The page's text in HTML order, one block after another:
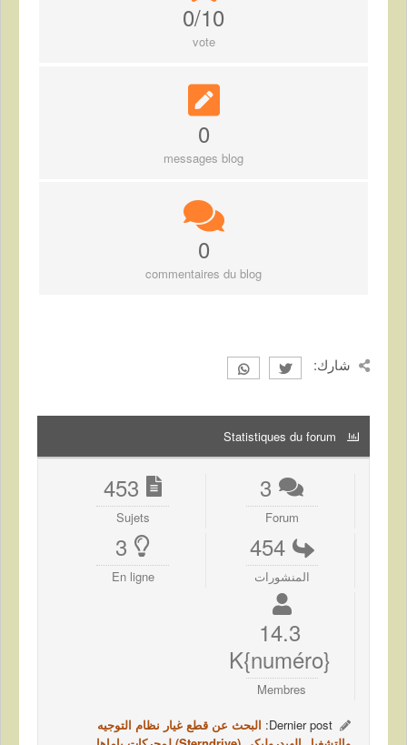
0/10
vote
0
messages blog
0
commentaires du blog
شارك:
Statistiques du forum
3
Forum
453
Sujets
454
المنشورات
3
En ligne
14.3
{numéro}K
Membres
البحث عن قطع غيار نظام التوجيه